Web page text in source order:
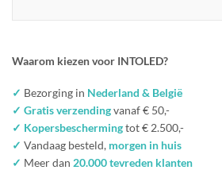
Waarom kiezen voor INTOLED?
✓ Bezorging in Nederland & België
✓ Gratis verzendingvanaf € 50,-
✓ Kopersbeschermingtot € 2.500,-
✓ Vandaag besteld, morgen in huis
✓ Meer dan 20.000 tevreden klanten